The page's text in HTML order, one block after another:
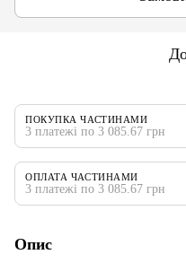
ПОКУПКА ЧАСТИНАМИ
3 платежі по 3 085.67 грн
ОПЛАТА ЧАСТИНАМИ
3 платежі по 3 085.67 грн
Опис